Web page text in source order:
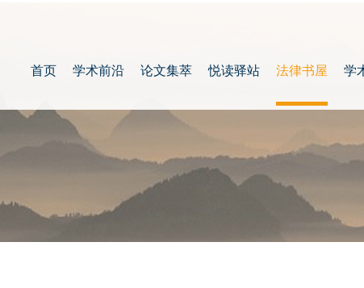
首页 学术前沿 论文集萃 悦读驿站 法律书屋 学